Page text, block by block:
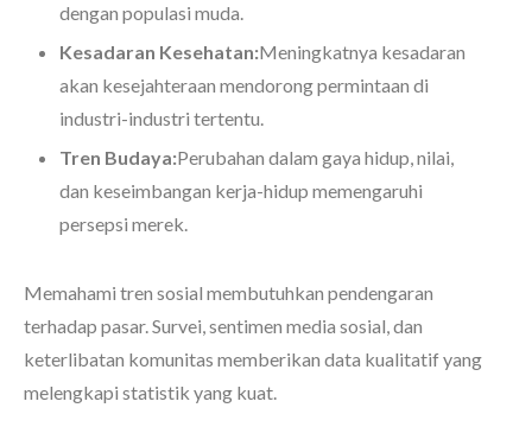
dengan populasi muda.
Kesadaran Kesehatan:Meningkatnya kesadaran
akan kesejahteraan mendorong permintaan di
industri-industri tertentu.
Tren Budaya:Perubahan dalam gaya hidup, nilai,
dan keseimbangan kerja-hidup memengaruhi
persepsi merek.
Memahami tren sosial membutuhkan pendengaran
terhadap pasar. Survei, sentimen media sosial, dan
keterlibatan komunitas memberikan data kualitatif yang
melengkapi statistik yang kuat.